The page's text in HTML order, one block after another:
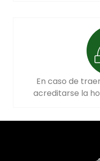
En caso de
acreditarse la